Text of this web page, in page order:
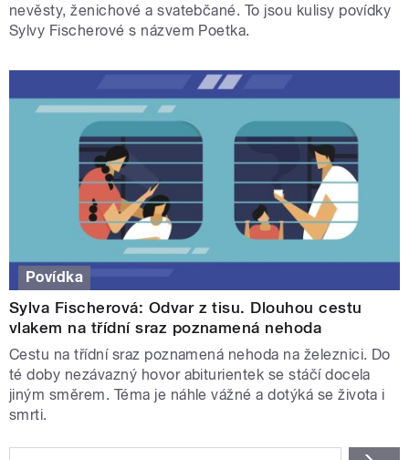
nevěsty, ženichové a svatebčané. To jsou kulisy povídky
Sylvy Fischerové s názvem Poetka.
Povídka
Sylva Fischerová: Odvar z tisu. Dlouhou cestu
vlakem na třídní sraz poznamená nehoda
Cestu na třídní sraz poznamená nehoda na železnici. Do
té doby nezávazný hovor abiturientek se stáčí docela
jiným směrem. Téma je náhle vážné a dotýká se života i
smrti.